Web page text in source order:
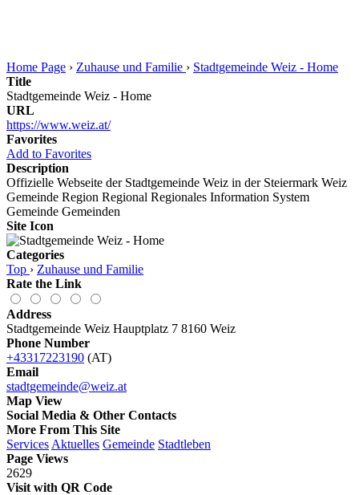
Home Page › Zuhause und Familie › Stadtgemeinde Weiz - Home
Title
Stadtgemeinde Weiz - Home
URL
https://www.weiz.at/
Favorites
Add to Favorites
Description
Offizielle Webseite der Stadtgemeinde Weiz in der Steiermark Weiz
Gemeinde Region Regional Regionales Information System
Gemeinde Gemeinden
Site Icon
Categories
Top › Zuhause und Familie
Rate the Link
Address
Stadtgemeinde Weiz Hauptplatz 7 8160 Weiz
Phone Number
+43317223190 (AT)
Email
stadtgemeinde@weiz.at
Map View
Social Media & Other Contacts
More From This Site
Services Aktuelles Gemeinde Stadtleben
Page Views
2629
Visit with QR Code